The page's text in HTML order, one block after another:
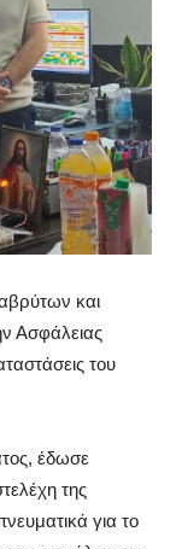
και
Ασφάλειας
του
έδωσε
της
για το